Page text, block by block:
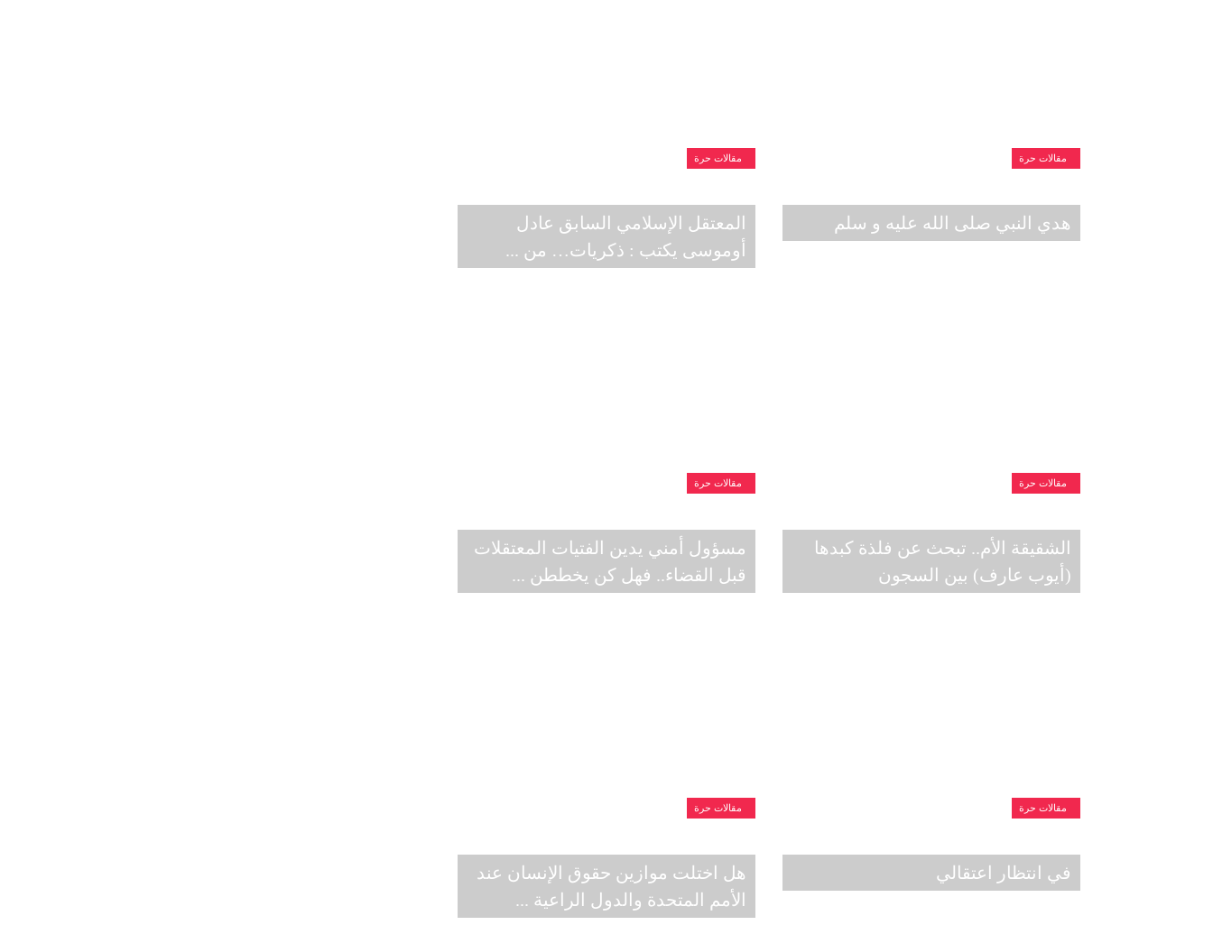
مقالات حرة مقالات حرة
مقالات حرة
هدي النبي صلى الله عليه و سلم
مقالات حرة
المعتقل الإسلامي السابق عادل
أوموسى يكتب : ذكريات… من ...
مقالات حرة
الشقيقة الأم.. تبحث عن فلذة كبدها
(أيوب عارف) بين السجون
مقالات حرة
مسؤول أمني يدين الفتيات المعتقلات
قبل القضاء.. فهل كن يخططن ...
في انتظار اعتقالي
هل اختلت موازين حقوق الإنسان عند
الأمم المتحدة والدول الراعية ...